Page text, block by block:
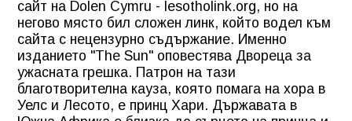
сайт на Dolen Cymru - lesotholink.org, но на
негово място бил сложен линк, който водел към
сайта с нецензурно съдържание. Именно
изданието "The Sun" оповестява Двореца за
ужасната грешка. Патрон на тази
благотворителна кауза, която помага на хора в
Уелс и Лесото, е принц Хари. Държавата в